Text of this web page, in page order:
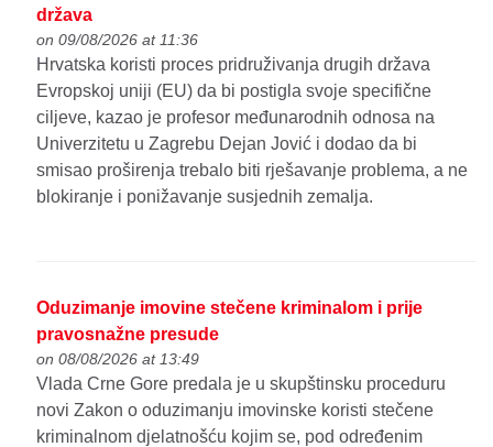
država
on 09/08/2026 at 11:36
Hrvatska koristi proces pridruživanja drugih država
Evropskoj uniji (EU) da bi postigla svoje specifične
ciljeve, kazao je profesor međunarodnih odnosa na
Univerzitetu u Zagrebu Dejan Jović i dodao da bi
smisao proširenja trebalo biti rješavanje problema, a ne
blokiranje i ponižavanje susjednih zemalja.
Oduzimanje imovine stečene kriminalom i prije
pravosnažne presude
on 08/08/2026 at 13:49
Vlada Crne Gore predala je u skupštinsku proceduru
novi Zakon o oduzimanju imovinske koristi stečene
kriminalnom djelatnošću kojim se, pod određenim